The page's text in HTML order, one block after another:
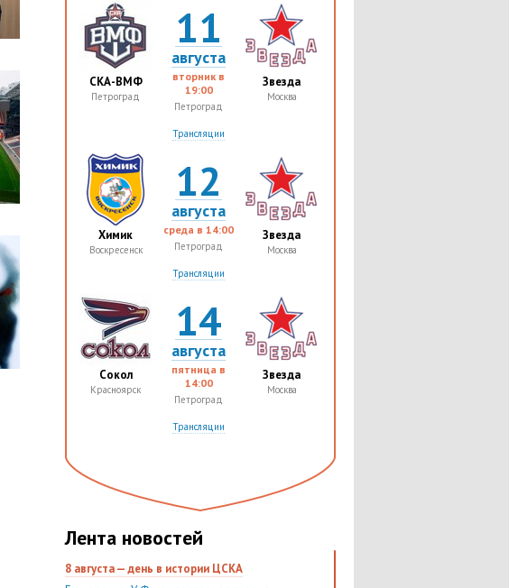
СКА-ВМФ
Петроград
11
августа
вторник в
19:00
Петроград
Трансляции
Звезда
Москва
Химик
Воскресенск
12
августа
среда в 14:00
Петроград
Трансляции
Звезда
Москва
Сокол
Красноярск
14
августа
пятница в
14:00
Петроград
Трансляции
Звезда
Москва
Лента новостей
8 августа — день в истории ЦСКА